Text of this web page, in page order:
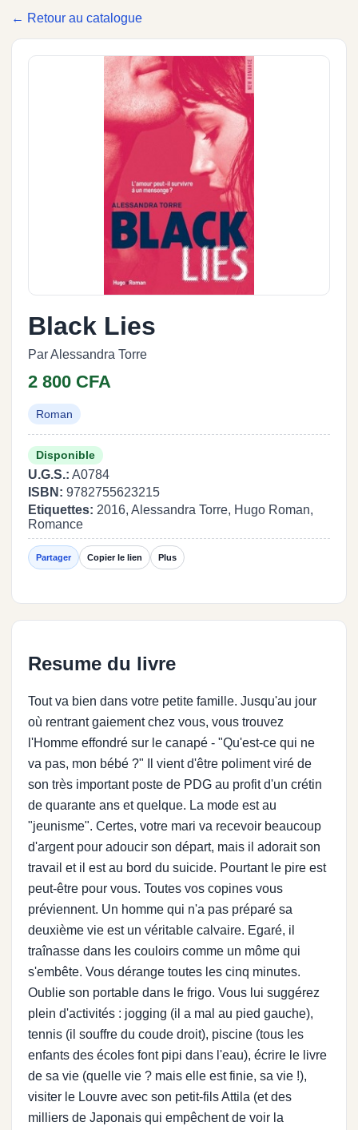
← Retour au catalogue
Black Lies
Par Alessandra Torre
2 800 CFA
Roman
Disponible
U.G.S.: A0784
ISBN: 9782755623215
Etiquettes: 2016, Alessandra Torre, Hugo Roman,
Romance
Partager Copier le lien Plus
Resume du livre
Tout va bien dans votre petite famille. Jusqu'au jour
où rentrant gaiement chez vous, vous trouvez
l'Homme effondré sur le canapé - "Qu'est-ce qui ne
va pas, mon bébé ?" Il vient d'être poliment viré de
son très important poste de PDG au profit d'un crétin
de quarante ans et quelque. La mode est au
"jeunisme". Certes, votre mari va recevoir beaucoup
d'argent pour adoucir son départ, mais il adorait son
travail et il est au bord du suicide. Pourtant le pire est
peut-être pour vous. Toutes vos copines vous
préviennent. Un homme qui n'a pas préparé sa
deuxième vie est un véritable calvaire. Egaré, il
traînasse dans les couloirs comme un môme qui
s'embête. Vous dérange toutes les cinq minutes.
Oublie son portable dans le frigo. Vous lui suggérez
plein d'activités : jogging (il a mal au pied gauche),
tennis (il souffre du coude droit), piscine (tous les
enfants des écoles font pipi dans l'eau), écrire le livre
de sa vie (quelle vie ? mais elle est finie, sa vie !),
visiter le Louvre avec son petit-fils Attila (et des
milliers de Japonais qui empêchent de voir la